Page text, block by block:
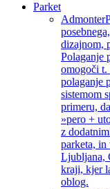
Parket
Admonter
dizajnom,
Polaganje
omogoči t.
polaganje
sistemom
primeru,
»pero +
z
parketa, in
Ljubljana,
kraji, kjer
oblog.